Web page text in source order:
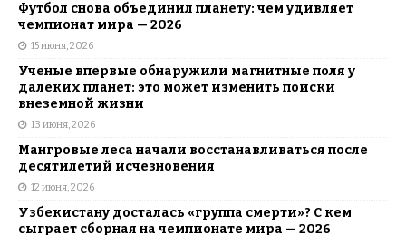
Футбол снова объединил планету: чем удивляет
чемпионат мира — 2026
15 июня, 2026
Ученые впервые обнаружили магнитные поля у
далеких планет: это может изменить поиски
внеземной жизни
13 июня, 2026
Мангровые леса начали восстанавливаться после
десятилетий исчезновения
12 июня, 2026
Узбекистану досталась «группа смерти»? С кем
сыграет сборная на чемпионате мира — 2026